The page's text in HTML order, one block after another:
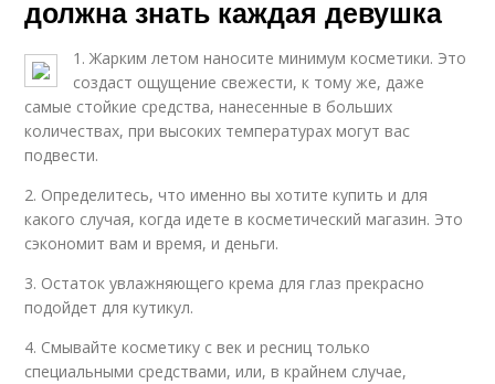
должна знать каждая девушка
1. Жарким летом наносите минимум косметики. Это
создаст ощущение свежести, к тому же, даже
самые стойкие средства, нанесенные в больших
количествах, при высоких температурах могут вас
подвести.
2. Определитесь, что именно вы хотите купить и для
какого случая, когда идете в косметический магазин. Это
сэкономит вам и время, и деньги.
3. Остаток увлажняющего крема для глаз прекрасно
подойдет для кутикул.
4. Смывайте косметику с век и ресниц только
специальными средствами, или, в крайнем случае,